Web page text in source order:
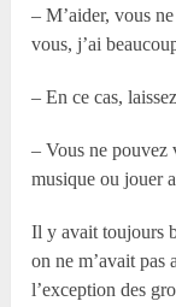
– M’aider, vous
vous, j’ai
– En ce cas,
– Vous ne
musique ou jouer
Il y avait toujours
on ne m’avait pas
l’exception des